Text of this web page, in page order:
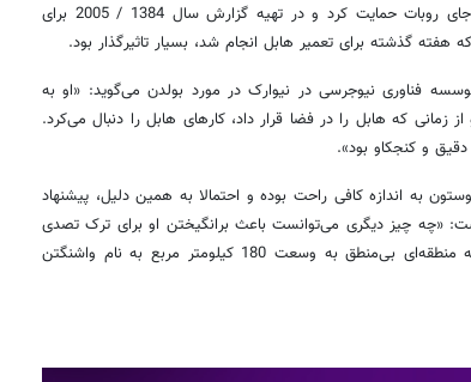
به‌جای روبات در آخرین ماموریت تعمیر هابل به جای روبات حمایت کرد و در تهیه گزارش سال 1384 / 2005 برای
گذشته برای تعمیر هابل انجام شد، بسیار تاثیرگذار بود.
فناوری نیوجرسی در نیوارک در مورد بولدن می‌گوید: «او به
که هابل را در فضا قرار داد، کارهای هابل را دنبال می‌کرد.
دقیق و کنجکاو بود».
به اندازه کافی راحت بوده و احتمالا به همین دلیل، پیشنهاد
«چه چیز دیگری می‌توانست باعث برانگیختن او برای ترک تصدی
طولانی‌مدت در تگزاس با خانواده‌اش و رفتنش به منطقه‌ای بی‌منطق به وسعت 180 کیلومتر مربع به نام واشنگتن